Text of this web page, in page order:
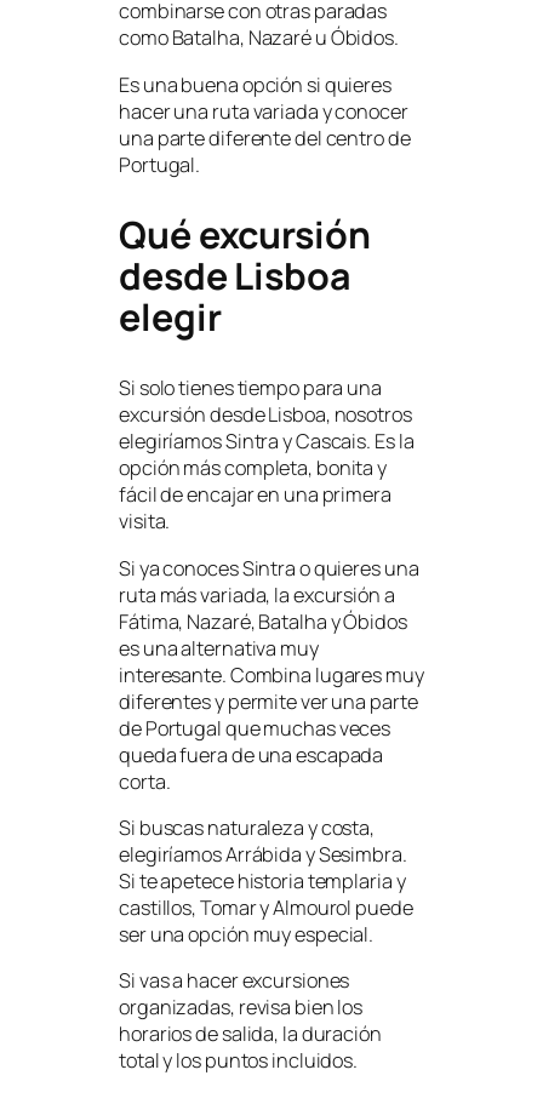
combinarse con otras paradas
como Batalha, Nazaré u Óbidos.
Es una buena opción si quieres
hacer una ruta variada y conocer
una parte diferente del centro de
Portugal.
Qué excursión
desde Lisboa
elegir
Si solo tienes tiempo para una
excursión desde Lisboa, nosotros
elegiríamos Sintra y Cascais. Es la
opción más completa, bonita y
fácil de encajar en una primera
visita.
Si ya conoces Sintra o quieres una
ruta más variada, la excursión a
Fátima, Nazaré, Batalha y Óbidos
es una alternativa muy
interesante. Combina lugares muy
diferentes y permite ver una parte
de Portugal que muchas veces
queda fuera de una escapada
corta.
Si buscas naturaleza y costa,
elegiríamos Arrábida y Sesimbra.
Si te apetece historia templaria y
castillos, Tomar y Almourol puede
ser una opción muy especial.
Si vas a hacer excursiones
organizadas, revisa bien los
horarios de salida, la duración
total y los puntos incluidos.